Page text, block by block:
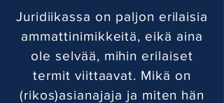
Juridiikassa on paljon erilaisia
ammattinimikkeitä, eikä aina
ole selvää, mihin erilaiset
termit viittaavat. Mikä on
(rikos)asianajaja ja miten hän